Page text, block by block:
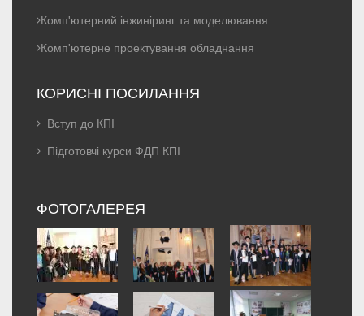
Комп'ютерний інжиніринг та моделювання
Комп'ютерне проектування обладнання
КОРИСНІ ПОСИЛАННЯ
Вступ до КПІ
Підготовчі курси ФДП КПІ
ФОТОГАЛЕРЕЯ